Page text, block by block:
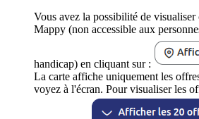
Vous avez la possibilité de
Mappy (non accessible aux
handicap) en cliquant sur :
La carte affiche uniquement les
voyez à l'écran. Pour visualiser les